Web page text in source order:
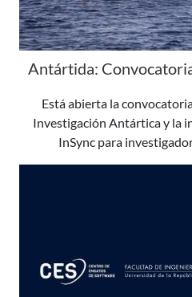
Antártida:
Está abierta la
Investigación Antártica y la
InSync para